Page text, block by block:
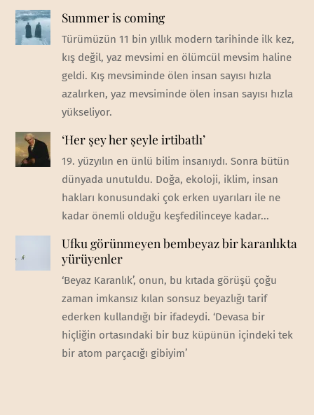
Summer is coming
Türümüzün 11 bin yıllık modern tarihinde ilk kez,
kış değil, yaz mevsimi en ölümcül mevsim haline
geldi. Kış mevsiminde ölen insan sayısı hızla
azalırken, yaz mevsiminde ölen insan sayısı hızla
yükseliyor.
‘Her şey her şeyle irtibatlı’
19. yüzyılın en ünlü bilim insanıydı. Sonra bütün
dünyada unutuldu. Doğa, ekoloji, iklim, insan
hakları konusundaki çok erken uyarıları ile ne
kadar önemli olduğu keşfedilinceye kadar...
Ufku görünmeyen bembeyaz bir karanlıkta
yürüyenler
‘Beyaz Karanlık’, onun, bu kıtada görüşü çoğu
zaman imkansız kılan sonsuz beyazlığı tarif
ederken kullandığı bir ifadeydi. ‘Devasa bir
hiçliğin ortasındaki bir buz küpünün içindeki tek
bir atom parçacığı gibiyim’